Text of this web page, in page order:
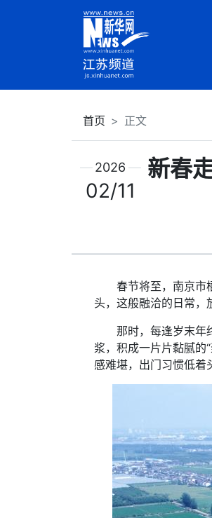
首页 正文
新春
2026
02/11
春节将至，南京市栖
头，这般融洽的日常，
那时，每逢岁末年终
浆，积成一片片黏腻的
感难堪，出门习惯低着